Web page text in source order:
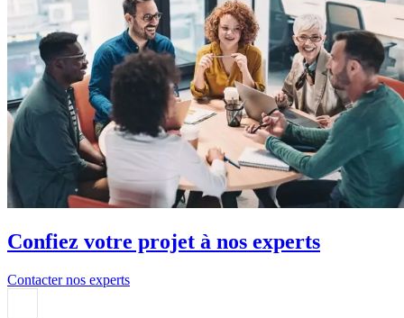
Confiez votre projet à nos experts
Contacter nos experts